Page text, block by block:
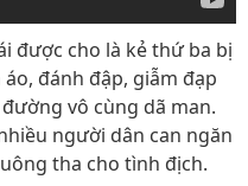
được cho là kẻ thứ ba bị
đánh đập, giẫm đạp
vô cùng dã man.
người dân can ngăn
tha cho tình địch.